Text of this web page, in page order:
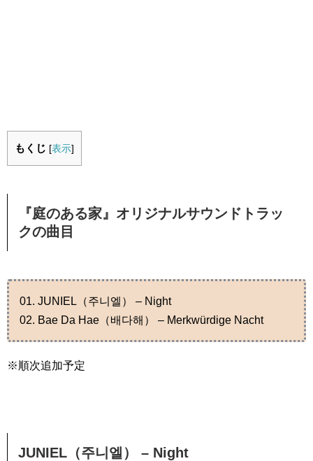
もくじ [表示]
『庭のある家』オリジナルサウンドトラッ
クの曲目
01. JUNIEL（주니엘） – Night
02. Bae Da Hae（배다해） – Merkwürdige Nacht
※順次追加予定
JUNIEL（주니엘） – Night